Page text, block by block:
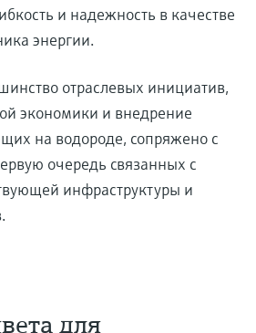
и надежность в качестве
энергии.
отраслевых инициатив,
экономики и внедрение
на водороде, сопряжено с
очередь связанных с
инфраструктуры и
для